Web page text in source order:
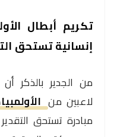
تكريم أبطال
إنسانية تستحق
من الجدير بالذكر
لاعبين من
مبادرة تستحق